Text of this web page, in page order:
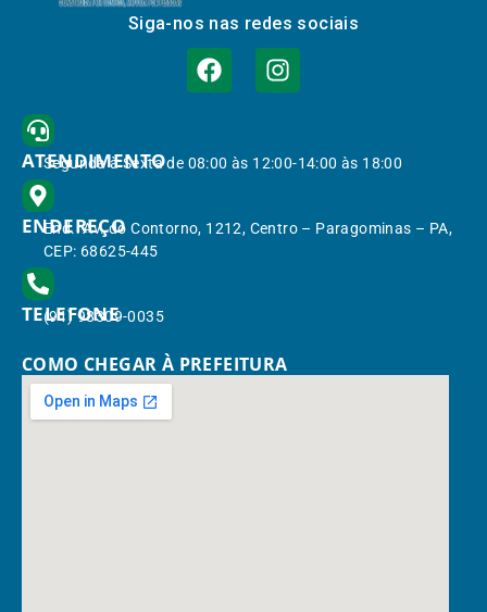
Siga-nos nas redes sociais
ATENDIMENTO
Segunda à Sexta de 08:00 às 12:00-14:00 às 18:00
ENDEREÇO
End.: Av. do Contorno, 1212, Centro – Paragominas – PA,
CEP: 68625-445
TELEFONE
(91) 98309-0035
COMO CHEGAR À PREFEITURA